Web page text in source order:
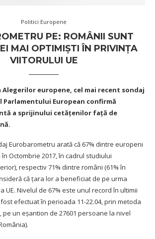
Politici Europene
PE: ROMÂNII SUNT
MAI OPTIMIŞTI ÎN PRIVINŢA
VIITORULUI UE
Alegerilor europene, cel mai recent sondaj
Parlamentului European confirmă
a sprijinului cetățenilor faţă de
Eurobarometru arată că 67% dintre europeni
Octombrie 2017, în cadrul studiului
respectiv 71% dintre români (61% în
că ţara lor a beneficiat de pe urma
UE. Nivelul de 67% este unul record în ultimii
efectuat în perioada 11-22.04, prin metoda
un eşantion de 27601 persoane la nivel